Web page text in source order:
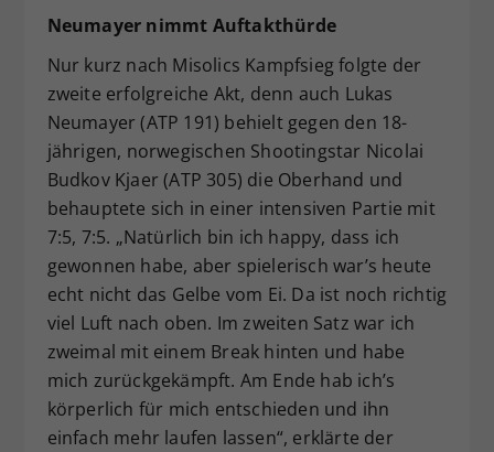
Neumayer nimmt Auftakthürde
Nur kurz nach Misolics Kampfsieg folgte der
zweite erfolgreiche Akt, denn auch Lukas
Neumayer (ATP 191) behielt gegen den 18-
jährigen, norwegischen Shootingstar Nicolai
Budkov Kjaer (ATP 305) die Oberhand und
behauptete sich in einer intensiven Partie mit
7:5, 7:5. „Natürlich bin ich happy, dass ich
gewonnen habe, aber spielerisch war’s heute
echt nicht das Gelbe vom Ei. Da ist noch richtig
viel Luft nach oben. Im zweiten Satz war ich
zweimal mit einem Break hinten und habe
mich zurückgekämpft. Am Ende hab ich’s
körperlich für mich entschieden und ihn
einfach mehr laufen lassen“, erklärte der